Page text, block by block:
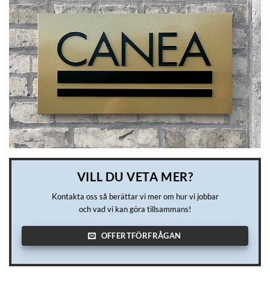
VILL DU VETA MER?
Kontakta oss så berättar vi mer om hur vi jobbar
och vad vi kan göra tillsammans!
OFFERTFÖRFRÅGAN